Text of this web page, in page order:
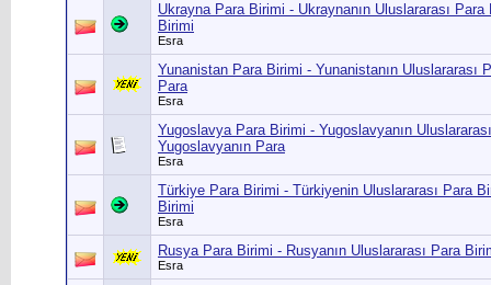
Ukrayna Para Birimi - Ukraynanın Uluslararası
Birimi
Esra
Yunanistan Para Birimi - Yunanistanın Uluslararası
Para
Esra
Yugoslavya Para Birimi - Yugoslavyanın
Yugoslavyanın Para
Esra
Türkiye Para Birimi - Türkiyenin Uluslararası Para
Birimi
Esra
Rusya Para Birimi - Rusyanın Uluslararası Para
Esra